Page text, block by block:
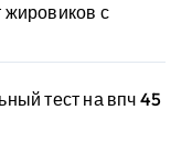
с
тест на впч 45